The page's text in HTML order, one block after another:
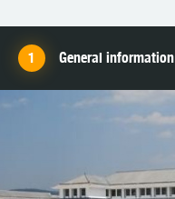
General information